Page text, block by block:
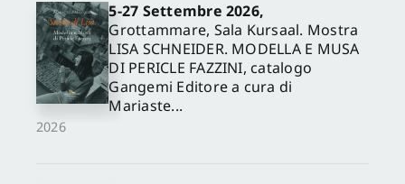
2026
5-27 Settembre 2026,
Grottammare, Sala Kursaal. Mostra
LISA SCHNEIDER. MODELLA E MUSA
DI PERICLE FAZZINI, catalogo
Gangemi Editore a cura di
Mariaste...